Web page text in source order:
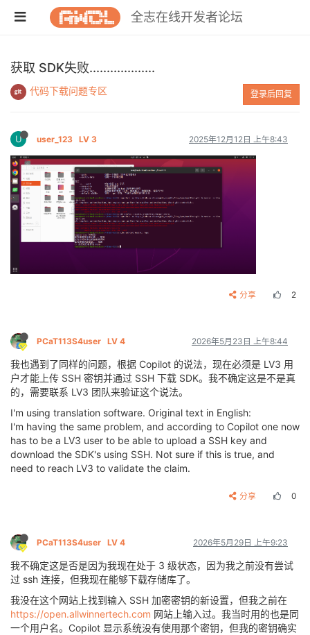
全志在线开发者论坛
获取 SDK失败...................
代码下载问题专区 登录后回复
U user_123 LV 3 2025年12月12日 上午8:43
分享 2
PCaT113S4user LV 4 2026年5月23日 上午8:44
我也遇到了同样的问题，根据 Copilot 的说法，现在必须是 LV3 用
户才能上传 SSH 密钥并通过 SSH 下载 SDK。我不确定这是不是真
的，需要联系 LV3 团队来验证这个说法。
I'm using translation software. Original text in English:
I'm having the same problem, and according to Copilot one now
has to be a LV3 user to be able to upload a SSH key and
download the SDK's using SSH. Not sure if this is true, and
need to reach LV3 to validate the claim.
分享 0
PCaT113S4user LV 4 2026年5月29日 上午9:23
我不确定这是否是因为我现在处于 3 级状态，因为我之前没有尝试
过 ssh 连接，但我现在能够下载存储库了。
我没在这个网站上找到输入 SSH 加密密钥的新设置，但我之前在
https://open.allwinnertech.com 网站上输入过。我当时用的也是同
一个用户名。Copilot 显示系统没有使用那个密钥，但我的密钥确实